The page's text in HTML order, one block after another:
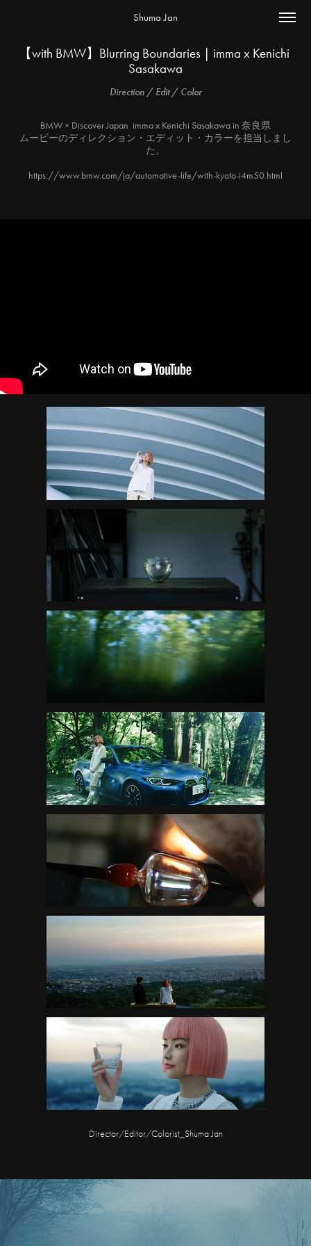
Shuma Jan
【with BMW】Blurring Boundaries | imma x Kenichi
Sasakawa
Direction / Edit / Color
BMW × Discover Japan imma x Kenichi Sasakawa in 奈良県
ムービーのディレクション・エディット・カラーを担当しまし
た。
https://www.bmw.com/ja/automotive-life/with-kyoto-i4m50.html
Director/Editor/Colorist_Shuma Jan